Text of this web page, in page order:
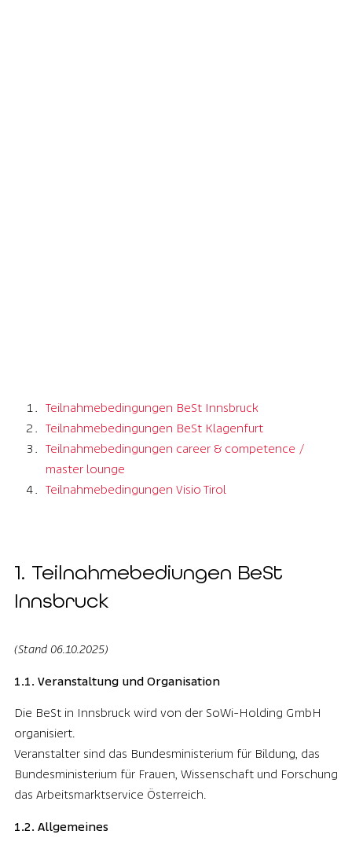
Teilnahmebedingungen BeSt Innsbruck
Teilnahmebedingungen BeSt Klagenfurt
Teilnahmebedingungen career & competence /
master lounge
Teilnahmebedingungen Visio Tirol
1. Teilnahme­bediungen BeSt
Innsbruck
(Stand 06.10.2025)
1.1. Veranstaltung und Organisation
Die BeSt in Innsbruck wird von der SoWi-Holding GmbH
organisiert.
Veranstalter sind das Bundesministerium für Bildung, das
Bundesministerium für Frauen, Wissenschaft und Forschung
das Arbeitsmarktservice Österreich.
1.2. Allgemeines